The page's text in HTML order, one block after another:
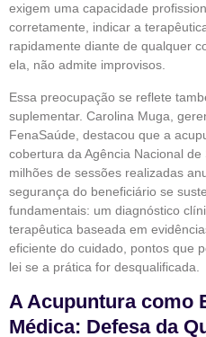
exigem uma capacidade
corretamente, indicar a
rapidamente diante de qualquer
ela, não admite improvisos.
Essa preocupação se reflete
suplementar. Carolina Muga,
FenaSaúde, destacou que a
cobertura da Agência Nacional
milhões de sessões realizadas
segurança do beneficiário se
fundamentais: um diagnóstico
terapêutica baseada em
eficiente do cuidado, pontos que
lei se a prática for desqualificada.
A Acupuntura como
Médica: Defesa da